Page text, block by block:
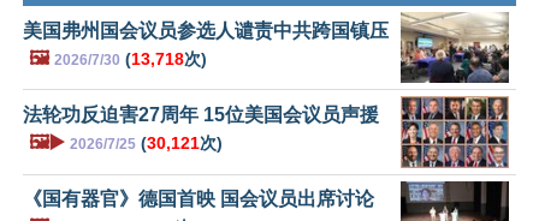
美国弗州国会议员参选人谴责中共跨国镇压
🖼️ 2026/7/30 (13,718次)
法轮功反迫害27周年 15位美国会议员声援
🖼️▶️ 2026/7/25 (30,121次)
《国有器官》德国首映 国会议员出席讨论